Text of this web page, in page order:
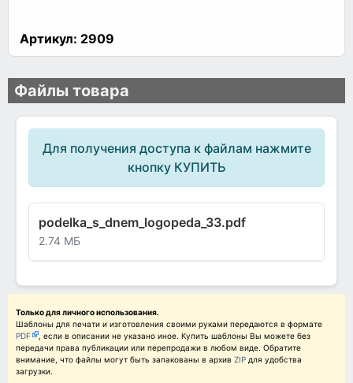
Артикул: 2909
Файлы товара
Для получения доступа к файлам нажмите
кнопку КУПИТЬ
podelka_s_dnem_logopeda_33.pdf
2.74 МБ
Только для личного использования.
Шаблоны для печати и изготовления своими руками передаются в формате
PDF
, если в описании не указано иное. Купить шаблоны Вы можете без
передачи права публикации или перепродажи в любом виде. Обратите
внимание, что файлы могут быть запакованы в архив ZIP для удобства
загрузки.